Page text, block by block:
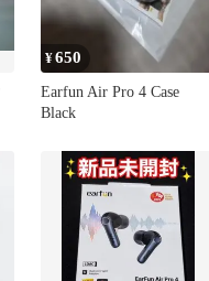
¥650
Earfun Air Pro 4 Case
Black